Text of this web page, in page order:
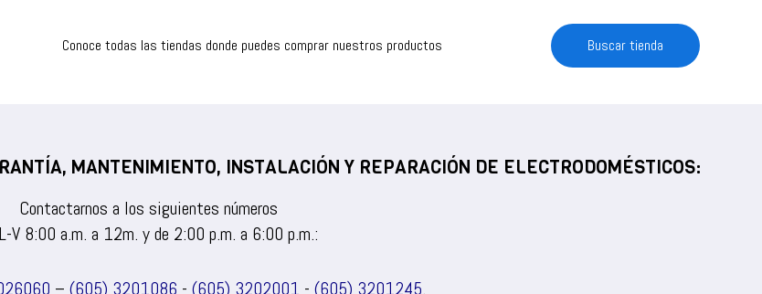
Conoce todas las tiendas donde puedes comprar nuestros productos Buscar tienda
MANTENIMIENTO, INSTALACIÓN Y REPARACIÓN DE ELECTRODOMÉSTICOS:
Contactarnos a los siguientes números
V 8:00 a.m. a 12m. y de 2:00 p.m. a 6:00 p.m.:
– (605) 3201086 - (605) 3202001 - (605) 3201245.